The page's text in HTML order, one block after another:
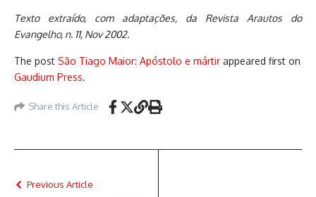
Texto extraído, com adaptações, da Revista Arautos do
Evangelho, n. 11, Nov 2002.
The post São Tiago Maior: Apóstolo e mártir appeared first on
Gaudium Press.
Share this Article
Previous Article